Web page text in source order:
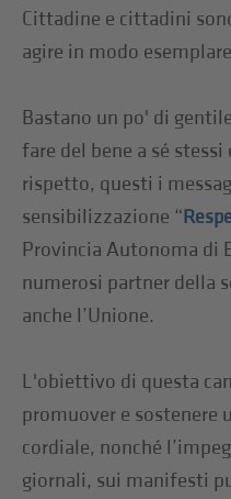
Cittadine e cittadini
agire in modo
Bastano un po' di
fare del bene a sé
rispetto, questi i
sensibilizzazione “
Provincia Autonoma di
numerosi partner della
anche l’Unione.
L'obiettivo di questa
promuover e sostenere
cordiale, nonché
giornali, sui manifesti